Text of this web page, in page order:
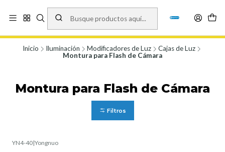
Vísita nuestro local en Los Agustinos 5478, Ñuñoa. Lunes a Viernes 9.30 a
19.00, Sábados 10:00 a 19:00 y Domingos de 10:00 a 17:00
Inicio Iluminación Modificadores de Luz
Cajas de Luz
Montura para Flash de Cámara
Montura para Flash de Cámara
Filtros
YN4-40|Yongnuo